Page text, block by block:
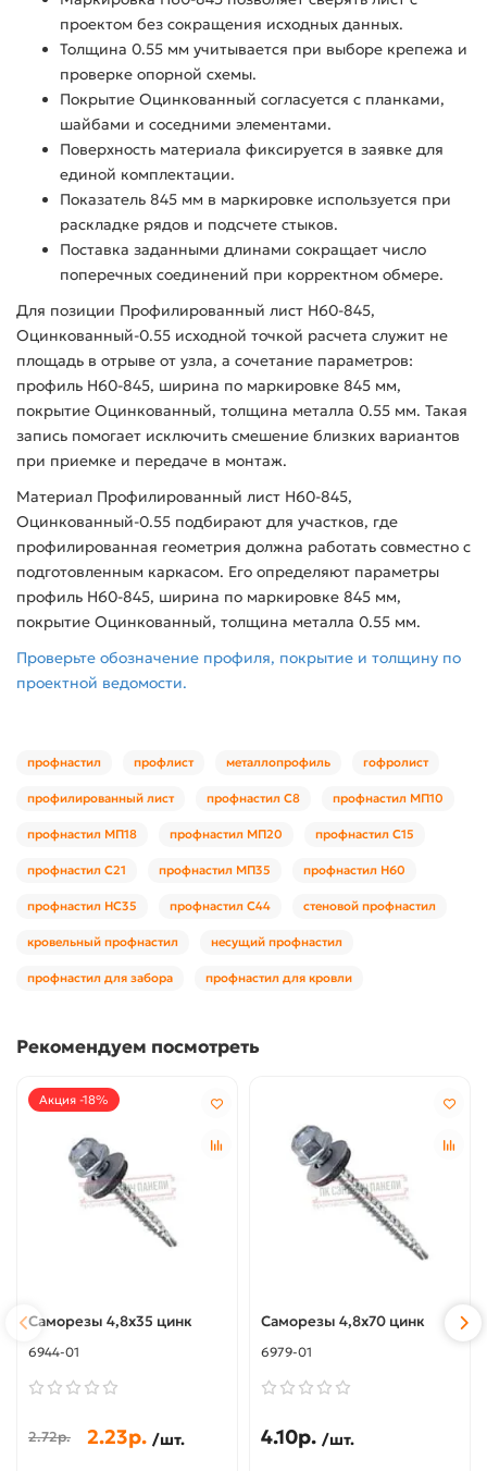
проектом без сокращения исходных данных.
Толщина 0.55 мм учитывается при выборе крепежа и
проверке опорной схемы.
Покрытие Оцинкованный согласуется с планками,
шайбами и соседними элементами.
Поверхность материала фиксируется в заявке для
единой комплектации.
Показатель 845 мм в маркировке используется при
раскладке рядов и подсчете стыков.
Поставка заданными длинами сокращает число
поперечных соединений при корректном обмере.
Для позиции Профилированный лист Н60-845,
Оцинкованный-0.55 исходной точкой расчета служит не
площадь в отрыве от узла, а сочетание параметров:
профиль Н60-845, ширина по маркировке 845 мм,
покрытие Оцинкованный, толщина металла 0.55 мм. Такая
запись помогает исключить смешение близких вариантов
при приемке и передаче в монтаж.
Материал Профилированный лист Н60-845,
Оцинкованный-0.55 подбирают для участков, где
профилированная геометрия должна работать совместно с
подготовленным каркасом. Его определяют параметры
профиль Н60-845, ширина по маркировке 845 мм,
покрытие Оцинкованный, толщина металла 0.55 мм.
Проверьте обозначение профиля, покрытие и толщину по
проектной ведомости.
профнастил профлист металлопрофиль гофролист
профилированный лист профнастил С8 профнастил МП10
профнастил МП18 профнастил МП20 профнастил С15
профнастил С21 профнастил МП35 профнастил Н60
профнастил НС35 профнастил С44 стеновой профнастил
кровельный профнастил несущий профнастил
профнастил для забора профнастил для кровли
Рекомендуем посмотреть
Акция -18%
Саморезы 4,8х35 цинк
6944-01
2.72р. 2.23р. /шт.
Саморезы 4,8х70 цинк
6979-01
4.10р. /шт.